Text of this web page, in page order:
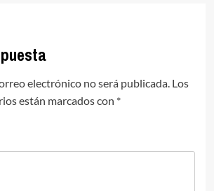
electrónico no será publicada. Los
están marcados con *